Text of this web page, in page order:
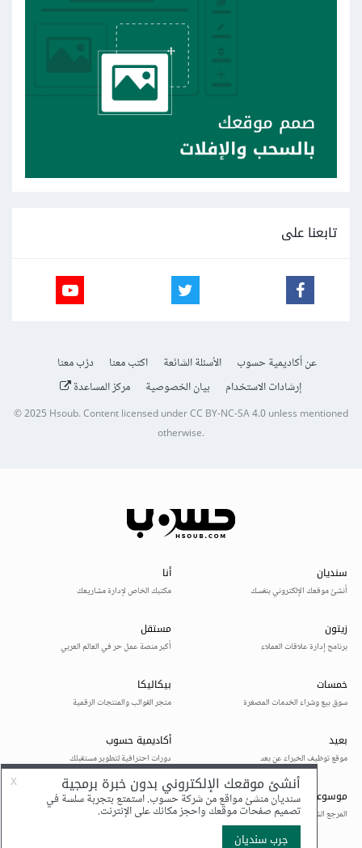
تابعنا على
عن أكاديمية حسوب الأسئلة الشائعة اكتب معنا
درّب معنا
إرشادات الاستخدام
بيان الخصوصية مركز المساعدة
© 2025Hsoub.Content licensed underCC BY-NC-SA 4.0unless mentioned
otherwise.